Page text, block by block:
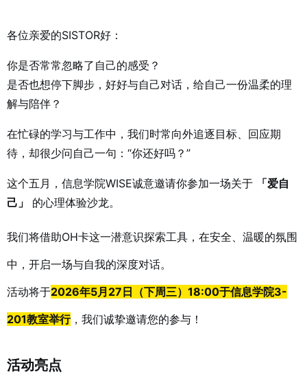
各位亲爱的SISTOR好：
你是否常常忽略了自己的感受？
是否也想停下脚步，好好与自己对话，给自己一份温柔的理
解与陪伴？
在忙碌的学习与工作中，我们时常向外追逐目标、回应期
待，却很少问自己一句：“你还好吗？”
这个五月，信息学院WISE诚意邀请你参加一场关于
「爱自
己」
的心理体验沙龙。
我们将借助OH卡这一潜意识探索工具，在安全、温暖的氛围
中，开启一场与自我的深度对话。
活动将于2026年5月27日（下周三）18:00于信息学院3-
201教室举行，我们诚挚邀请您的参与！
活动亮点